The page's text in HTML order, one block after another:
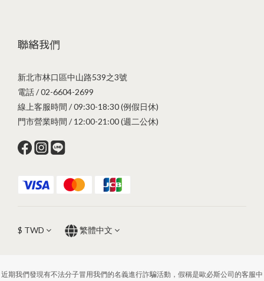
聯絡我們
新北市林口區中山路539之3號
電話 / 02-6604-2699
線上客服時間 / 09:30-18:30 (例假日休)
門市營業時間 / 12:00-21:00 (週二公休)
$ TWD 繁體中文
近期我們發現有不法分子冒用我們的名義進行詐騙活動，假稱是歐必斯公司的客服中